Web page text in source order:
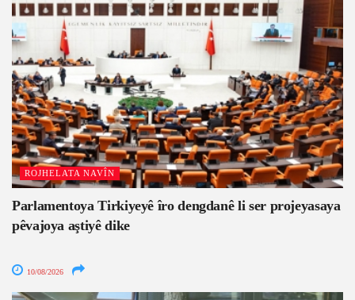
ROJHELATA NAVÎN
Parlamentoya Tirkiyeyê îro dengdanê li ser projeyasaya
pêvajoya aştiyê dike
10/08/2026